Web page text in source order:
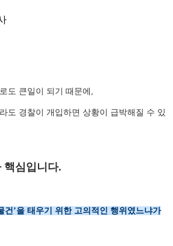
도 큰일이 되기 때문에,
도 경찰이 개입하면 상황이 급박해질 수 있
핵심입니다.
건’을 태우기 위한 고의적인 행위였느냐가